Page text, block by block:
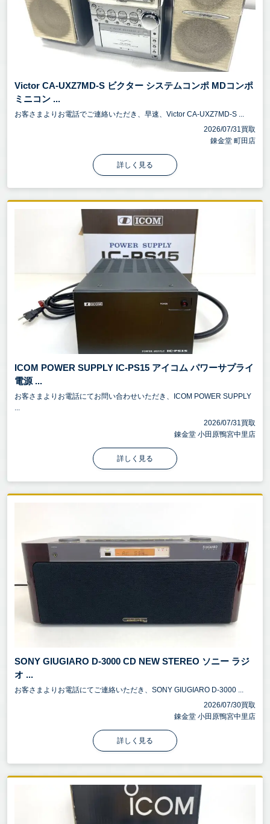
Victor CA-UXZ7MD-S ビクター システムコンポ MDコンポ
ミニコン ...
お客さまよりお電話でご連絡いただき、早速、Victor CA-UXZ7MD-S ...
2026/07/31買取
錬金堂 町田店
詳しく見る
ICOM POWER SUPPLY IC-PS15 アイコム パワーサプライ
電源 ...
お客さまよりお電話にてお問い合わせいただき、ICOM POWER SUPPLY
...
2026/07/31買取
錬金堂 小田原鴨宮中里店
詳しく見る
SONY GIUGIARO D-3000 CD NEW STEREO ソニー ラジ
オ ...
お客さまよりお電話にてご連絡いただき、SONY GIUGIARO D-3000 ...
2026/07/30買取
錬金堂 小田原鴨宮中里店
詳しく見る